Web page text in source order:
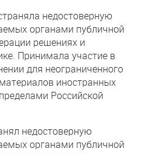
недостоверную
органами публичной
решениях и
Принимала участие в
для неограниченного
иностранных
Российской
недостоверную
органами публичной